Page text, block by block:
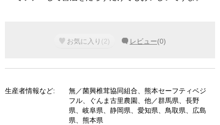
お気に入り (2) レビュー(0)
生産者情報など:
無／菌興椎茸協同組合、熊本セーフティベジ
フル、ぐんま古里農園、他／群馬県、長野
県、岐阜県、静岡県、愛知県、鳥取県、広島
県、熊本県